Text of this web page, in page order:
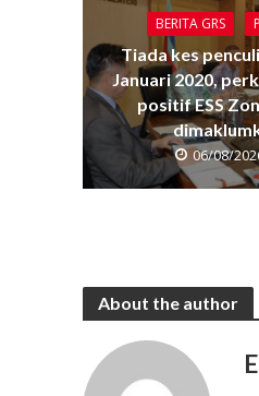
BERITA GRS
Tiada kes
Januari 2020,
positif ESS
06/08/
About the author